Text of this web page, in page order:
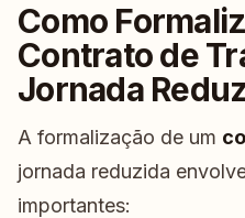
Como
Contrato de
Jornada
A formalização de um
jornada reduzida
importantes: